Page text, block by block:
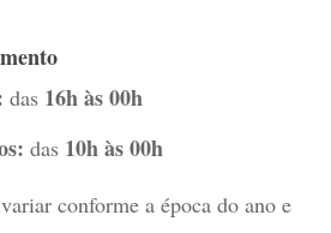
das 16h às 00h
das 10h às 00h
conforme a época do ano e